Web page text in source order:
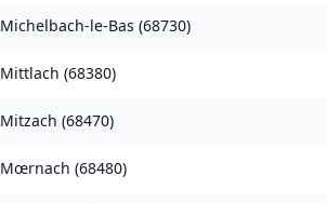
Michelbach-le-Bas (68730)
Mittlach (68380)
Mitzach (68470)
Mœrnach (68480)